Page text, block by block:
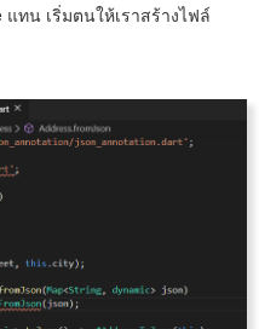
ทน เริ่มตนให้เราสร้างไฟล์